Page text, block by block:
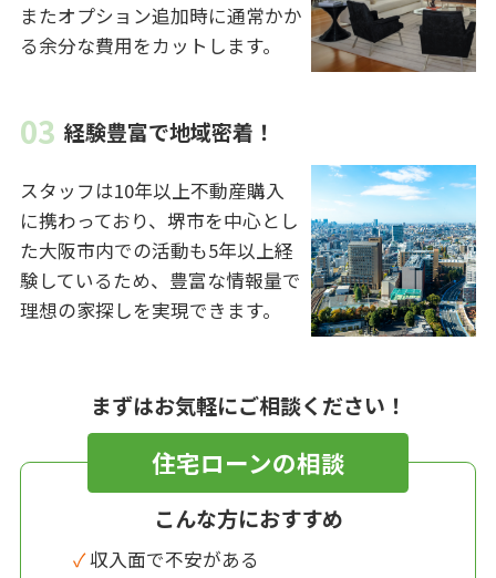
またオプション追加時に通常かか
る余分な費用をカットします。
経験豊富で地域密着！
スタッフは10年以上不動産購入
に携わっており、堺市を中心とし
た大阪市内での活動も5年以上経
験しているため、豊富な情報量で
理想の家探しを実現できます。
まずはお気軽にご相談ください！
住宅ローンの相談
こんな方におすすめ
✓ 収入面で不安がある